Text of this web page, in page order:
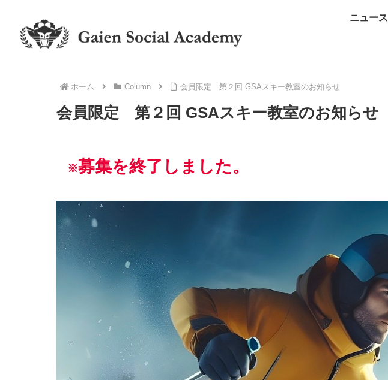
ニュース
ホーム Column 会員限定 第２回 GSAスキー教室のお知らせ
会員限定 第２回 GSAスキー教室のお知らせ
※募集を終了しました。